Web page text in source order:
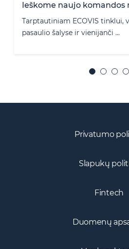
65
Kaip efektyviai
viešuosiuose
Statybos darbų